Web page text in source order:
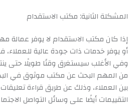
المشكلة الثانية: مكتب الاستقدام
إذا كان مكتب الاستقدام لا يوفر عمالة
أو يوفر خدمات ذات جودة عالية
وفي الأغلب سيستغرق وقتًا طويلًا حتى
من المهم البحث عن مكتب موثوق في
بين العملاء، وذلك عن طريق قراءة تعليقات
التقييمات أيضًا على وسائل التواصل